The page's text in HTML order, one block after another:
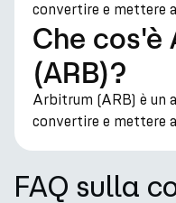
convertire e mettere
Che cos'è
(ARB)?
Arbitrum (ARB) è un
convertire e mettere
FAQ sulla